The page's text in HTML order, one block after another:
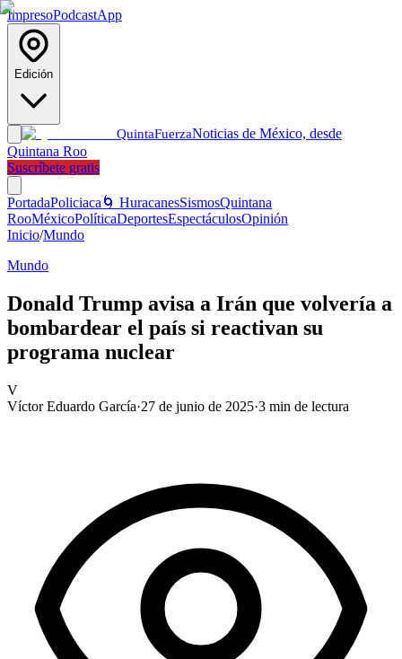
ImpresoPodcastApp
Edición
QuintaFuerzaNoticias de México, desde
Quintana Roo
Suscríbete gratis
PortadaPoliciaca 🌀 HuracanesSismosQuintana
RooMéxicoPolíticaDeportesEspectáculosOpinión
Inicio/Mundo
Mundo
Donald Trump avisa a Irán que volvería a
bombardear el país si reactivan su
programa nuclear
V
Víctor Eduardo García·27 de junio de 2025·3 min de lectura